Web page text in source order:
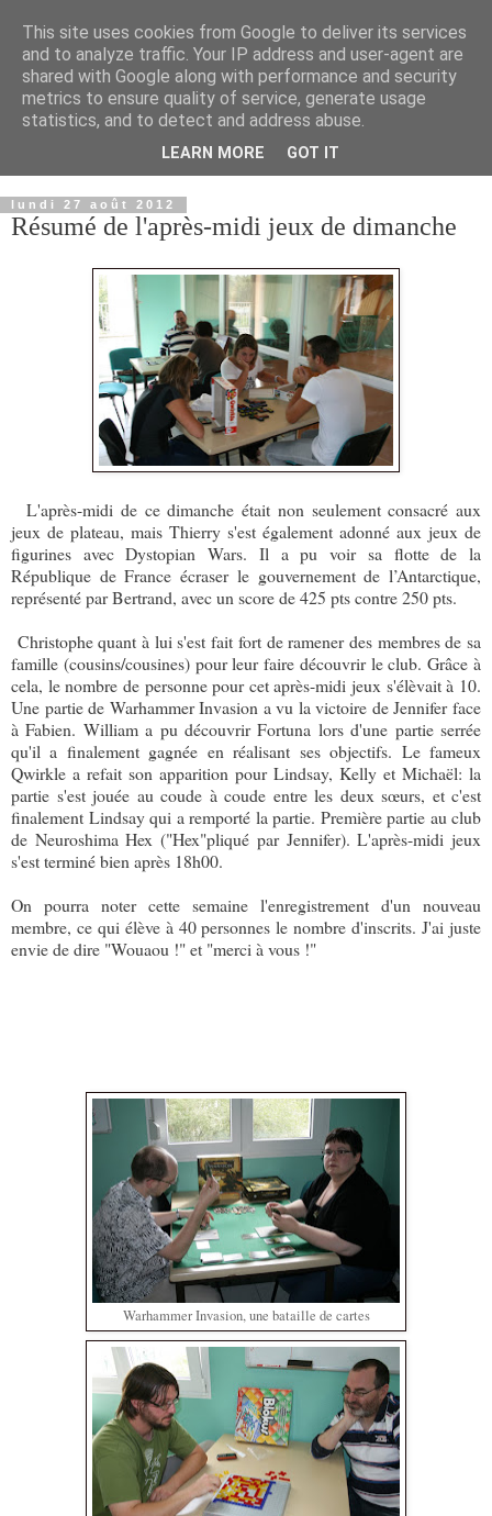
lundi 27 août 2012
Résumé de l'après-midi jeux de dimanche
L'après-midi de ce dimanche était non seulement consacré aux
jeux de plateau, mais Thierry s'est également adonné aux jeux de
figurines avec Dystopian Wars. Il a pu voir sa flotte de la
République de France écraser le gouvernement de l’Antarctique,
représenté par Bertrand, avec un score de 425 pts contre 250 pts.
Christophe quant à lui s'est fait fort de ramener des membres de sa
famille (cousins/cousines) pour leur faire découvrir le club. Grâce à
cela, le nombre de personne pour cet après-midi jeux s'élèvait à 10.
Une partie de Warhammer Invasion a vu la victoire de Jennifer face
à Fabien. William a pu découvrir Fortuna lors d'une partie serrée
qu'il a finalement gagnée en réalisant ses objectifs. Le fameux
Qwirkle a refait son apparition pour Lindsay, Kelly et Michaël: la
partie s'est jouée au coude à coude entre les deux sœurs, et c'est
finalement Lindsay qui a remporté la partie. Première partie au club
de Neuroshima Hex ("Hex"pliqué par Jennifer). L'après-midi jeux
s'est terminé bien après 18h00.
On pourra noter cette semaine l'enregistrement d'un nouveau
membre, ce qui élève à 40 personnes le nombre d'inscrits. J'ai juste
envie de dire "Wouaou !" et "merci à vous !"
Warhammer Invasion, une bataille de cartes
This site uses cookies from Google to deliver its services
and to analyze traffic. Your IP address and user-agent are
shared with Google along with performance and security
metrics to ensure quality of service, generate usage
statistics, and to detect and address abuse.
LEARN MORE GOT IT